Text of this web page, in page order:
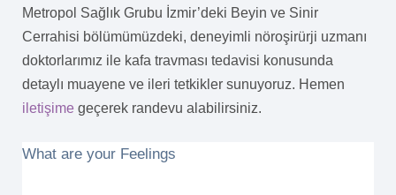
Metropol Sağlık Grubu İzmir’deki Beyin ve Sinir
Cerrahisi bölümümüzdeki, deneyimli nöroşirürji uzmanı
doktorlarımız ile kafa travması tedavisi konusunda
detaylı muayene ve ileri tetkikler sunuyoruz. Hemen
iletişime geçerek randevu alabilirsiniz.
What are your Feelings